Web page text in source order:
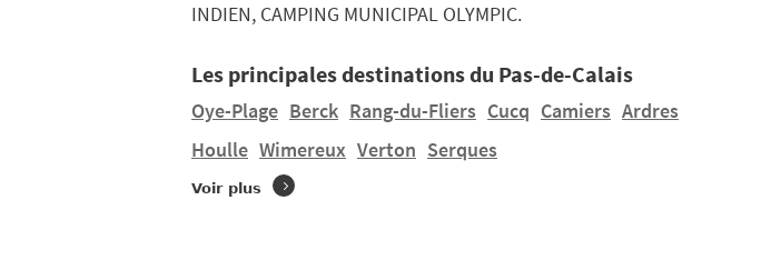
INDIEN, CAMPING MUNICIPAL OLYMPIC.
Les principales destinations du Pas-de-Calais
Oye-Plage Berck Rang-du-Fliers Cucq Camiers Ardres
Houlle Wimereux Verton Serques
Voir plus